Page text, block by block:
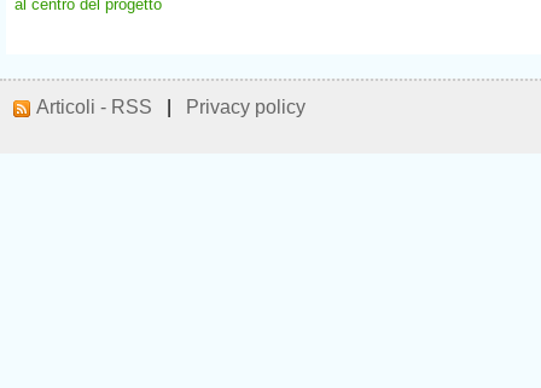
al centro del progetto
Articoli - RSS Privacy policy